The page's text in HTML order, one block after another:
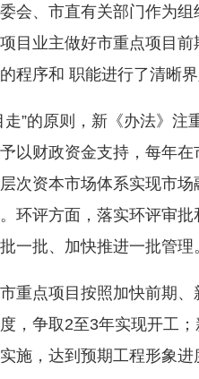
会、市直有关部门作为
目业主做好市重点项目
程序和 职能进行了清晰
的原则，新《办法》注
以财政资金支持，每年
次资本市场体系实现市
环评方面，落实环评审
一批、加快推进一批管理
点项目按照加快前期、
，争取2至3年实现开工
施，达到预期工程形象